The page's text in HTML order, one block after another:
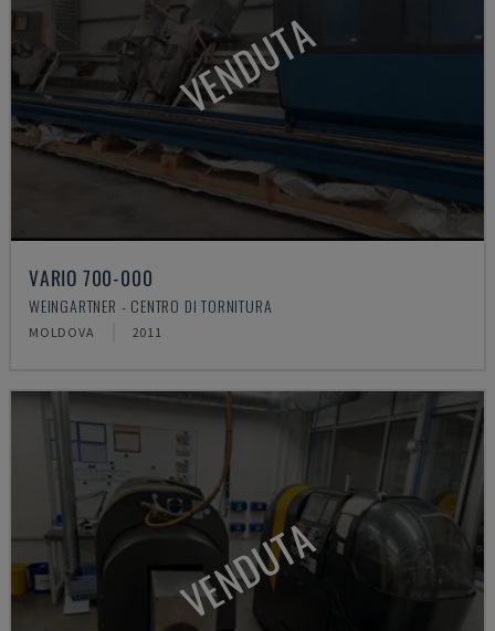
VENDUTA
VARIO 700-000
WEINGARTNER - CENTRO DI TORNITURA
MOLDOVA 2011
VENDUTA